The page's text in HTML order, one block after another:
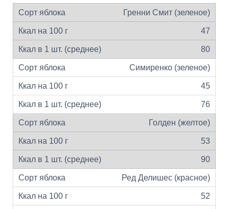
Гренни Смит (зеленое)
47
80
Симиренко (зеленое)
45
76
Голден (желтое)
53
90
Ред Делишес (красное)
52